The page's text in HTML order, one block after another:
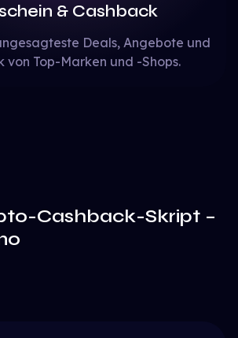
& Cashback
Deals, Angebote und
von Top-Marken und -Shops.
Cashback-Skript –